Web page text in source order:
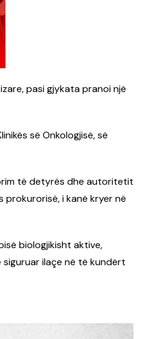
pasi gjykata pranoi një
së Onkologjisë, së
të detyrës dhe autoritetit
prokurorisë, i kanë kryer në
biologjikisht aktive,
ilaçe në të kundërt